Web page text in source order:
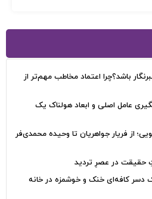
باشد؟چرا اعتماد مخاطب مهم‌تر از
عامل اصلی و ابعاد هولناک یک
از فریار جواهریان تا وحیده محمدی‌فر
کافه‌ای خنک و خوشمزه در خانه